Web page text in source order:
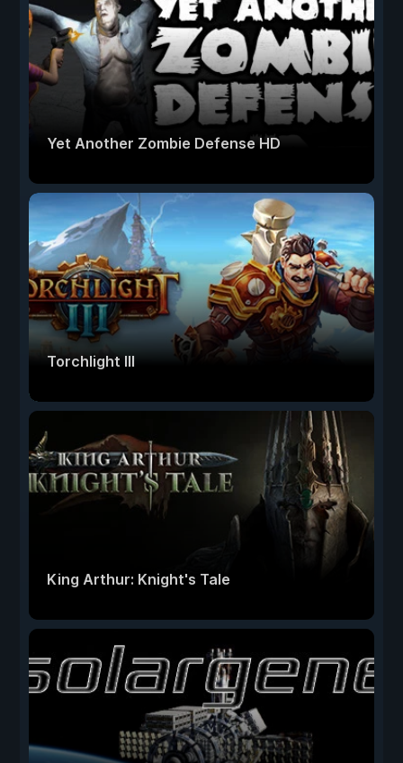
Yet Another Zombie Defense HD
Torchlight III
King Arthur: Knight's Tale